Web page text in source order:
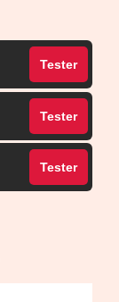
Tester
Tester
Tester